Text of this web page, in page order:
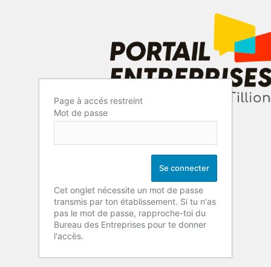
Page à accés restreint
Mot de passe
Cet onglet nécessite un mot de passe
transmis par ton établissement. Si tu n'as
pas le mot de passe, rapproche-toi du
Bureau des Entreprises pour te donner
l'accès.